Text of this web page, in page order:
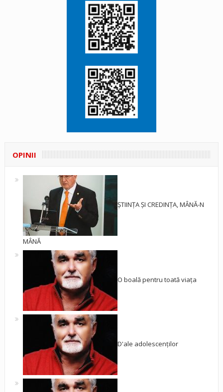
OPINII
ȘTIINȚA ȘI CREDINȚA, MÂNĂ-N
MÂNĂ
O boală pentru toată viața
D'ale adolescenților